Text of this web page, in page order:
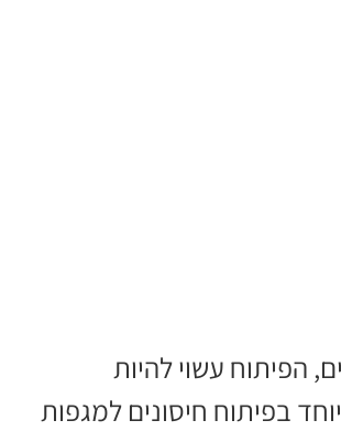
הפיתוח עשוי להיות
בפיתוח חיסונים למגפות